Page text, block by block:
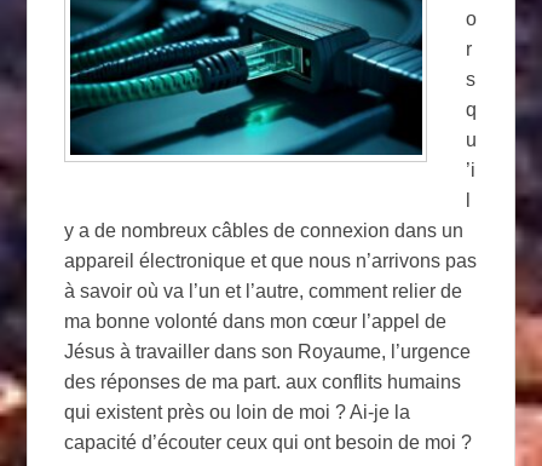
o
r
s
q
u
’i
y a de nombreux câbles de connexion dans un
appareil électronique et que nous n’arrivons pas
à savoir où va l’un et l’autre, comment relier de
ma bonne volonté dans mon cœur l’appel de
Jésus à travailler dans son Royaume, l’urgence
des réponses de ma part. aux conflits humains
qui existent près ou loin de moi ? Ai-je la
capacité d’écouter ceux qui ont besoin de moi ?